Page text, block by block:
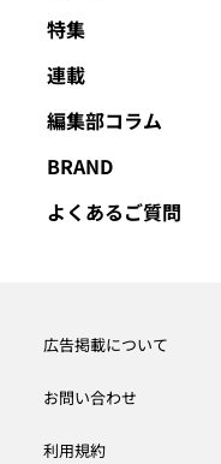
特集
連載
編集部コラム
BRAND
よくあるご質問
広告掲載について
お問い合わせ
利用規約